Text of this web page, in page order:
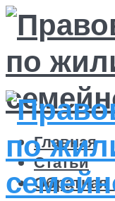
Главная
Статьи
Обратная